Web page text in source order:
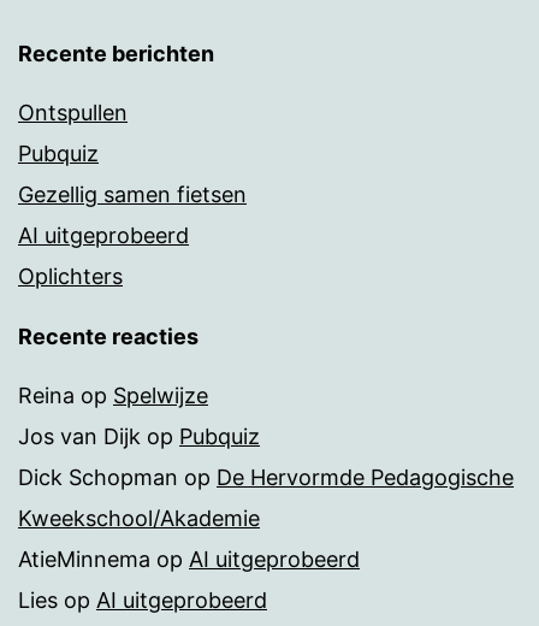
Recente berichten
Ontspullen
Pubquiz
Gezellig samen fietsen
AI uitgeprobeerd
Oplichters
Recente reacties
Reina op Spelwijze
Jos van Dijk op Pubquiz
Dick Schopman op De Hervormde Pedagogische
Kweekschool/Akademie
AtieMinnema op AI uitgeprobeerd
Lies op AI uitgeprobeerd